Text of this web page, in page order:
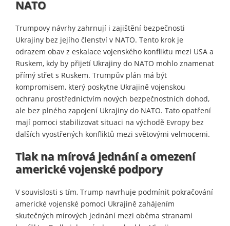
NATO
Trumpovy návrhy zahrnují i zajištění bezpečnosti
Ukrajiny bez jejího členství v NATO. Tento krok je
odrazem obav z eskalace vojenského konfliktu mezi USA a
Ruskem, kdy by přijetí Ukrajiny do NATO mohlo znamenat
přímý střet s Ruskem. Trumpův plán má být
kompromisem, který poskytne Ukrajině vojenskou
ochranu prostřednictvím nových bezpečnostních dohod,
ale bez plného zapojení Ukrajiny do NATO. Tato opatření
mají pomoci stabilizovat situaci na východě Evropy bez
dalších vyostřených konfliktů mezi světovými velmocemi.
Tlak na mírová jednání a omezení
americké vojenské podpory
V souvislosti s tím, Trump navrhuje podmínit pokračování
americké vojenské pomoci Ukrajině zahájením
skutečných mírových jednání mezi oběma stranami